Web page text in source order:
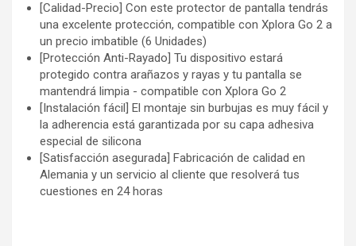
[Calidad-Precio] Con este protector de pantalla tendrás
una excelente protección, compatible con Xplora Go 2 a
un precio imbatible (6 Unidades)
[Protección Anti-Rayado] Tu dispositivo estará
protegido contra arañazos y rayas y tu pantalla se
mantendrá limpia - compatible con Xplora Go 2
[Instalación fácil] El montaje sin burbujas es muy fácil y
la adherencia está garantizada por su capa adhesiva
especial de silicona
[Satisfacción asegurada] Fabricación de calidad en
Alemania y un servicio al cliente que resolverá tus
cuestiones en 24 horas